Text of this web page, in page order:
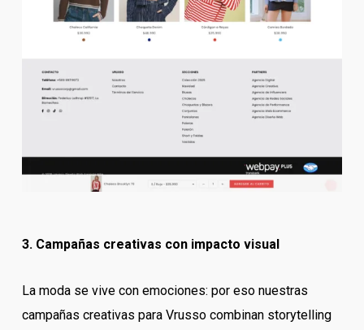
3. Campañas creativas con impacto visual
La moda se vive con emociones: por eso nuestras
campañas creativas para Vrusso combinan storytelling